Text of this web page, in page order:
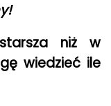
niż w
wiedzieć ile